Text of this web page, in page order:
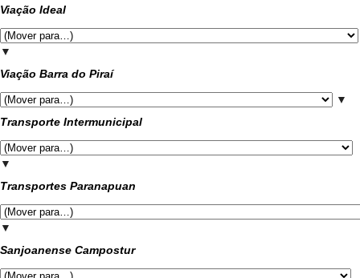
Viação Ideal
▼
Viação Barra do Piraí
▼
Transporte Intermunicipal
▼
Transportes Paranapuan
▼
Sanjoanense Campostur